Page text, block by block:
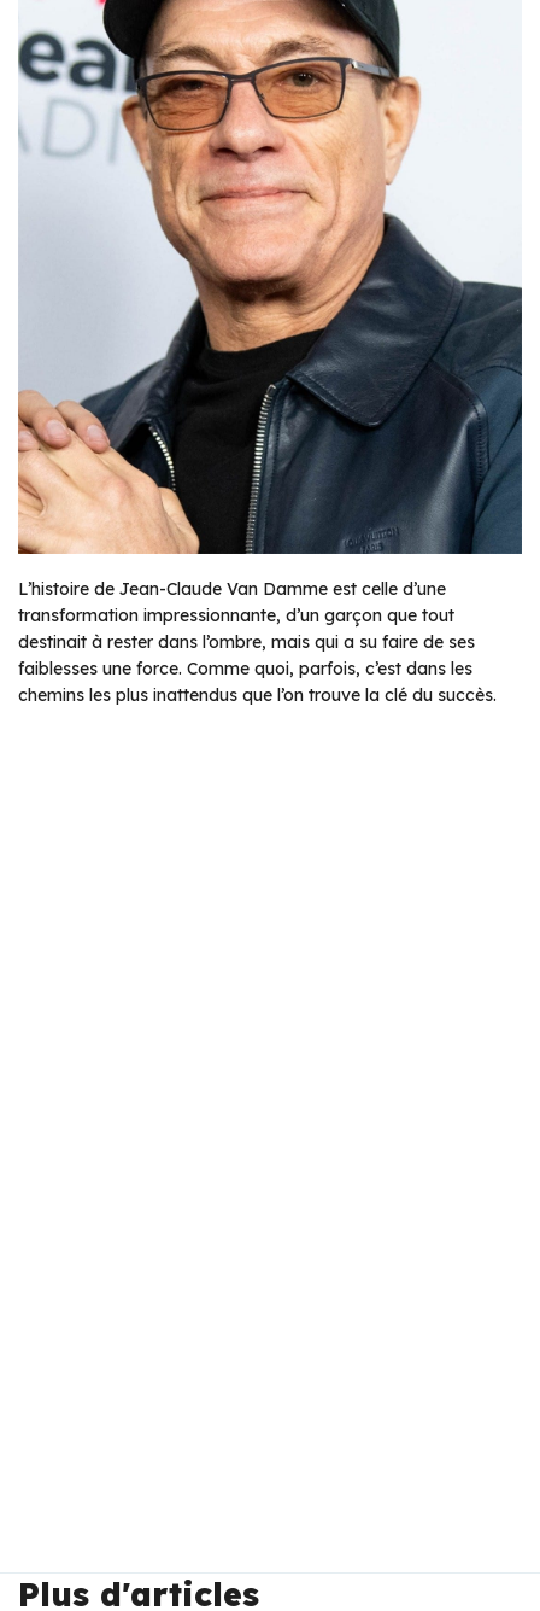
L’histoire de Jean-Claude Van Damme est celle d’une
transformation impressionnante, d’un garçon que tout
destinait à rester dans l’ombre, mais qui a su faire de ses
faiblesses une force. Comme quoi, parfois, c’est dans les
chemins les plus inattendus que l’on trouve la clé du succès.
Plus d'articles